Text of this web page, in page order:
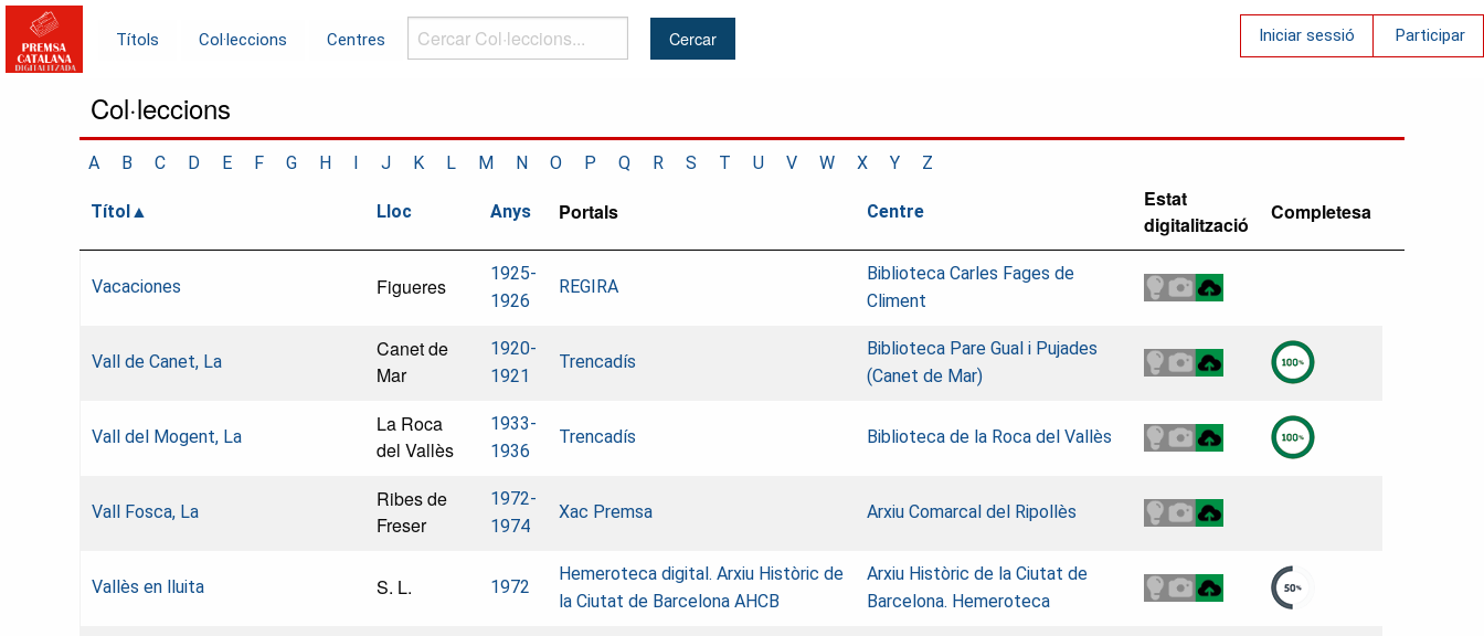
Títols Col·leccions Centres
Cercar
Col·leccions...
Iniciar sessió Participar
Col·leccions
A B C D E F G H I J K L M N O P Q R S T U V W X Y Z
Títol Lloc Anys Portals Centre
Estat
digitalització
Completesa
Vacaciones Figueres
1925-
1926
REGIRA
Biblioteca Carles Fages de
Climent
Vall de Canet, La
Canet de
Mar
1920-
1921
Trencadís
Biblioteca Pare Gual i Pujades
(Canet de Mar)
Vall del Mogent, La
La Roca
del Vallès
1933-
1936
Trencadís Biblioteca de la Roca del Vallès
Vall Fosca, La
Ribes de
Freser
1972-
1974
Xac Premsa Arxiu Comarcal del Ripollès
Vallès en lluita S. L. 1972
Hemeroteca digital. Arxiu Històric de
la Ciutat de Barcelona AHCB
Arxiu Històric de la Ciutat de
Barcelona. Hemeroteca